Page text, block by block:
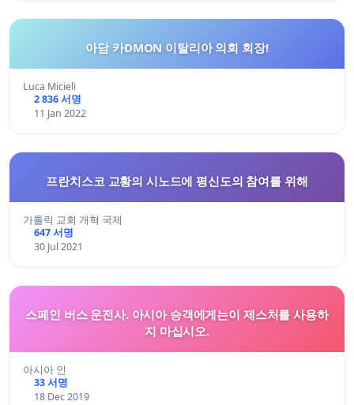
아담 카DMON 이탈리아 의회 회장!
Luca Micieli
2 836 서명
11 Jan 2022
프란치스코 교황의 시노드에 평신도의 참여를 위해
가톨릭 교회 개혁 국제
647 서명
30 Jul 2021
스페인 버스 운전사. 아시아 승객에게는이 제스처를 사용하
지 마십시오.
아시아 인
33 서명
18 Dec 2019